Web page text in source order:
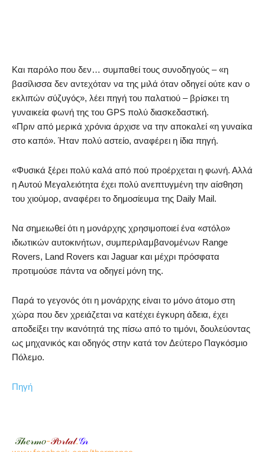
Και παρόλο που δεν… συμπαθεί τους συνοδηγούς – «η
βασίλισσα δεν αντεχόταν να της μιλά όταν οδηγεί ούτε καν ο
εκλιπών σύζυγός», λέει πηγή του παλατιού – βρίσκει τη
γυναικεία φωνή της του GPS πολύ διασκεδαστική.
«Πριν από μερικά χρόνια άρχισε να την αποκαλεί «η γυναίκα
στο καπό». Ήταν πολύ αστείο, αναφέρει η ίδια πηγή.
«Φυσικά ξέρει πολύ καλά από πού προέρχεται η φωνή. Αλλά
η Αυτού Μεγαλειότητα έχει πολύ ανεπτυγμένη την αίσθηση
του χιούμορ, αναφέρει το δημοσίευμα της Daily Mail.
Να σημειωθεί ότι η μονάρχης χρησιμοποιεί ένα «στόλο»
ιδιωτικών αυτοκινήτων, συμπεριλαμβανομένων Range
Rovers, Land Rovers και Jaguar και μέχρι πρόσφατα
προτιμούσε πάντα να οδηγεί μόνη της.
Παρά το γεγονός ότι η μονάρχης είναι το μόνο άτομο στη
χώρα που δεν χρειάζεται να κατέχει έγκυρη άδεια, έχει
αποδείξει την ικανότητά της πίσω από το τιμόνι, δουλεύοντας
ως μηχανικός και οδηγός στην κατά τον Δεύτερο Παγκόσμιο
Πόλεμο.
Πηγή
𝒯𝒽𝑒𝓇𝓂𝑜-𝒫𝑜𝓇𝓉𝒶𝓁.𝒢𝓇